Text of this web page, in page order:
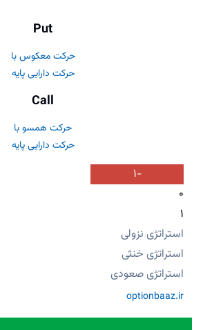
Put
حرکت معکوس با
حرکت دارایی پایه
Call
حرکت همسو با
حرکت دارایی پایه
استراتژی نزولی
استراتژی خنثی
استراتژی صعودی
optionbaaz.ir